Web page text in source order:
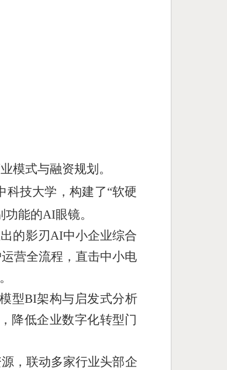
模式与融资规划。
技大学，构建了“软硬
能的AI眼镜。
的影刃AI中小企业综合
营全流程，直击中小电
型BI架构与启发式分析
降低企业数字化转型门
，联动多家行业头部企